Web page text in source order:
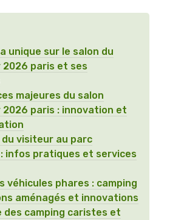
unique sur le salon du
2026 paris et ses
majeures du salon
2026 paris : innovation et
visiteur au parc
infos pratiques et services
véhicules phares : camping
aménagés et innovations
des camping caristes et